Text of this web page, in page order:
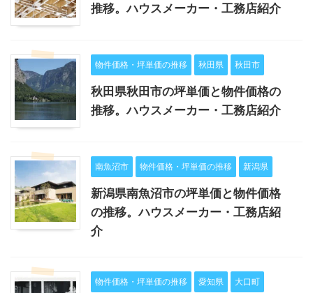
推移。ハウスメーカー・工務店紹介
物件価格・坪単価の推移 秋田県 秋田市
秋田県秋田市の坪単価と物件価格の
推移。ハウスメーカー・工務店紹介
南魚沼市 物件価格・坪単価の推移 新潟県
新潟県南魚沼市の坪単価と物件価格
の推移。ハウスメーカー・工務店紹
介
物件価格・坪単価の推移 愛知県 大口町